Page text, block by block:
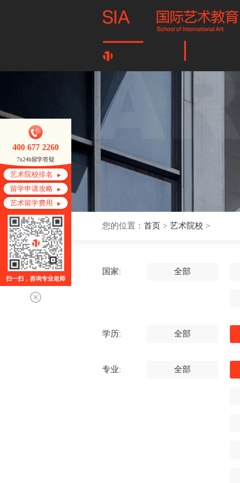
您的位置： 首页 > 艺术院校 >
国家: 全部
学历: 全部
专业: 全部
400 677 2260
7x24h留学答疑
艺术院校排名
留学申请攻略
艺术留学费用
扫一扫，咨询专业老师